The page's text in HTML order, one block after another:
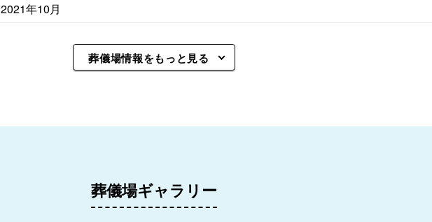
2021年10月
葬儀場情報をもっと見る
葬儀場ギャラリー